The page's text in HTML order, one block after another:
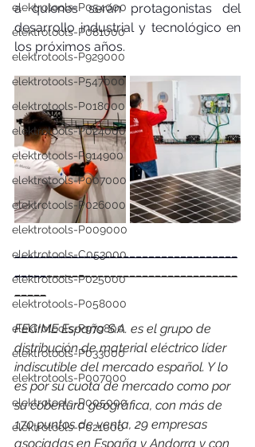
elektrotools-P054000
elektrotools-P081000
elektrotools-P929000
elektrotools-P547000
elektrotools-P018000
elektrotools-P024000
elektrotools-P914900
elektrotools-P007000
elektrotools-P026000
elektrotools-P009000
elektrotools-C053000
elektrotools-P025000
elektrotools-P058000
elektrotools-P979800
elektrotools-P033000
elektrotools-P007000
elektrotools-P005000
elektrotools-P021000
a quienes serán protagonistas del
desarrollo industrial y tecnológico en
los próximos años.
___________________________________
_____
______________________________
FEGIME España S.A. es el grupo de
distribución de material eléctrico líder
indiscutible del mercado español. Y lo
es por su cuota de mercado como por
su cobertura geográfica, con más de
170 puntos de venta, 29 empresas
asociadas en España y Andorra y con